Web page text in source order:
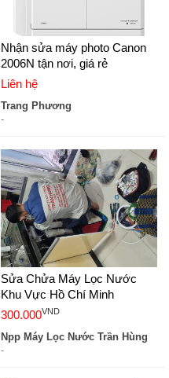
Nhận sửa máy photo Canon
2006N tận nơi, giá rẻ
Liên hệ
Trang Phương
-
Sửa Chửa Máy Lọc Nước
Khu Vực Hồ Chí Minh
300.000VND
Npp Máy Lọc Nước Trần Hùng
-